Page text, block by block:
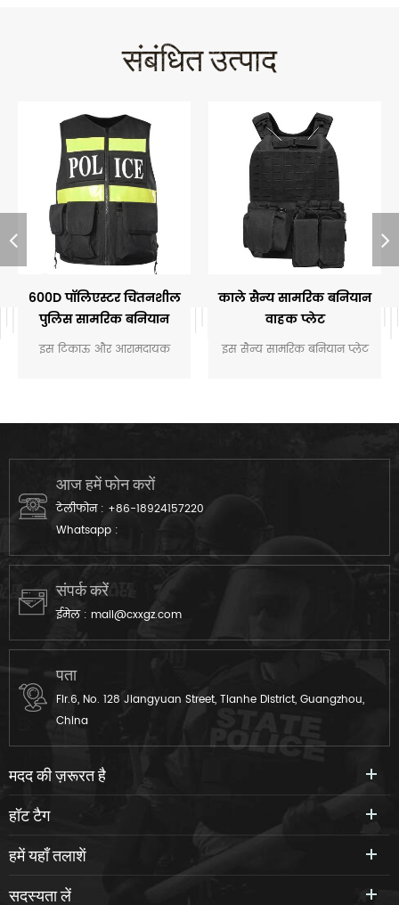
संबंधित उत्पाद
600D पॉलिएस्टर चिंतनशील
पुलिस सामरिक बनियान
इस टिकाऊ और आरामदायक
काले सैन्य सामरिक बनियान
वाहक प्लेट
इस सैन्य सामरिक बनियान प्लेट
आज हमें फोन करों
टेलीफोन : +86-18924157220
Whatsapp :
संपर्क करें
ईमेल : mail@cxxgz.com
पता
Flr.6, No. 128 Jiangyuan Street, Tianhe District, Guangzhou,
China
मदद की ज़रूरत है
हॉट टैग
हमें यहाँ तलाशें
सदस्यता लें